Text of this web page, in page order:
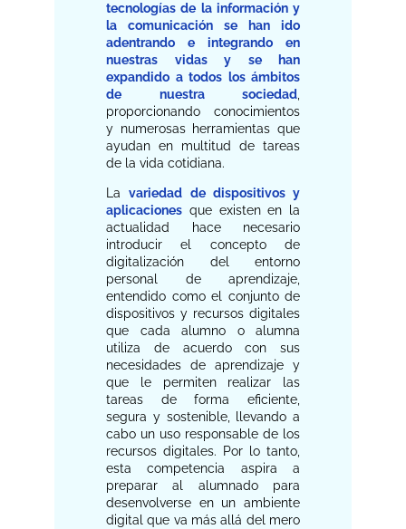
tecnologías de la información y
la comunicación se han ido
adentrando e integrando en
nuestras vidas y se han
expandido a todos los ámbitos
de nuestra sociedad,
proporcionando conocimientos
y numerosas herramientas que
ayudan en multitud de tareas
de la vida cotidiana.
Lavariedad de dispositivos y
aplicaciones que existen en la
actualidad hace necesario
introducir el concepto de
digitalización del entorno
personal de aprendizaje,
entendido como el conjunto de
dispositivos y recursos digitales
que cada alumno o alumna
utiliza de acuerdo con sus
necesidades de aprendizaje y
que le permiten realizar las
tareas de forma eficiente,
segura y sostenible, llevando a
cabo un uso responsable de los
recursos digitales. Por lo tanto,
esta competencia aspira a
preparar al alumnado para
desenvolverse en un ambiente
digital que va más allá del mero